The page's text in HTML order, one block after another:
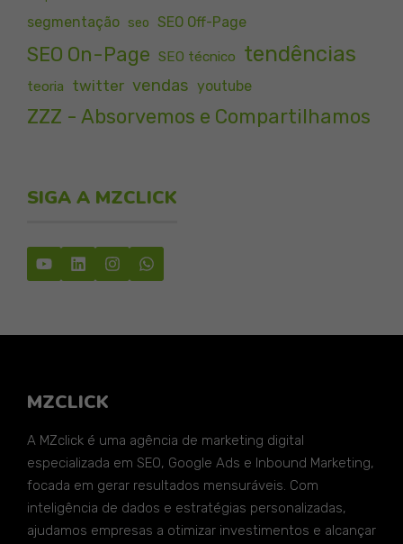
segmentação seo SEO Off-Page
SEO On-Page SEO técnico tendências
teoria twitter vendas youtube
ZZZ - Absorvemos e Compartilhamos
SIGA A MZCLICK
MZCLICK
A MZclick é uma agência de marketing digital
especializada em SEO, Google Ads e Inbound Marketing,
focada em gerar resultados mensuráveis. Com
inteligência de dados e estratégias personalizadas,
ajudamos empresas a otimizar investimentos e alcançar